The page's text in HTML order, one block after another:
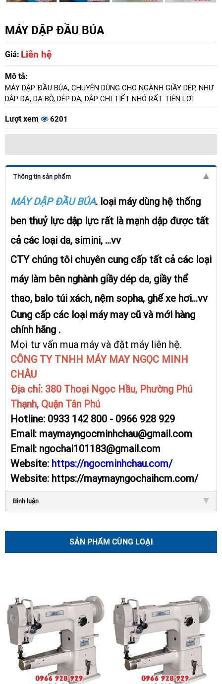
MÁY DẬP ĐẦU BÚA
Giá: Liên hệ
Mô tả:
MÁY DẬP ĐẦU BÚA, CHUYÊN DÙNG CHO NGÀNH GIẦY DÉP, NHƯ
DẬP DA, DA BÒ, DÉP DA, DẬP CHI TIẾT NHỎ RẤT TIỆN LỢI
Lượt xem 6201
Thông tin sản phẩm
MÁY DẬP ĐẦU BÚA. loại máy dùng hệ thống
ben thuỷ lực dập lực rất là mạnh dập được tất
cả các loại da, simini, ...vv
CTY chúng tôi chuyên cung cấp tất cả các loại
máy làm bên nghành giầy dép da, giầy thể
thao, balo túi xách, nệm sopha, ghế xe hơi...vv
Cung cấp các loại máy may cũ và mới hàng
chính hãng .
Mọi tư vấn mua máy và đặt máy liên hệ.
CÔNG TY TNHH MÁY MAY NGỌC MINH
CHÂU
Địa chỉ: 380 Thoại Ngọc Hầu, Phường Phú
Thạnh, Quận Tân Phú
Hotline: 0933 142 800 - 0966 928 929
Email: maymayngocminhchau@gmail.com
Email: ngochai101183@gmail.com
Website: https://ngocminhchau.com/
Website: https://maymayngochaihcm.com/
Bình luận
SẢN PHẨM CÙNG LOẠI